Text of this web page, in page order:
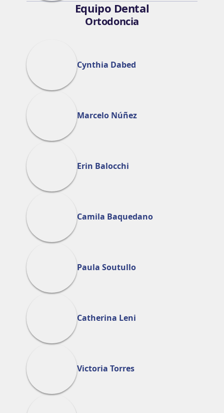
Equipo Dental
Ortodoncia
Cynthia Dabed
Marcelo Núñez
Erin Balocchi
Camila Baquedano
Paula Soutullo
Catherina Leni
Victoria Torres